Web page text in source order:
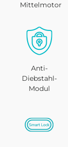
Mittelmotor
Anti-
Diebstahl-
Modul